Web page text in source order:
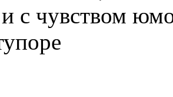
с чувством